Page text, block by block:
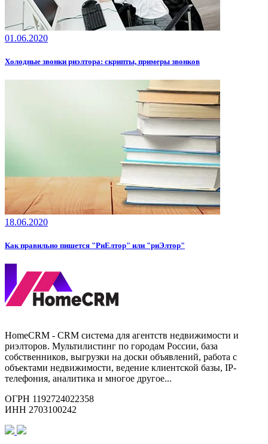
01.06.2020
Холодные звонки риэлтора: скрипты, примеры звонков
18.06.2020
Как правильно пишется "РиЕлтор" или "риЭлтор"
HomeCRM - CRM система для агентств недвижимости и
риэлторов. Мультилистинг по городам России, база
собственников, выгрузки на доски объявлений, работа с
объектами недвижимости, ведение клиентской базы, IP-
телефония, аналитика и многое другое...
ОГРН 1192724022358
ИНН 2703100242